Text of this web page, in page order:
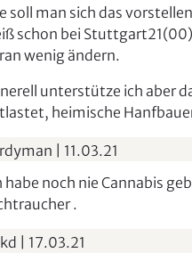
soll man sich das
schon bei
wenig ändern.
unterstütze ich aber
heimische
11.03.21
habe noch nie Cannabis
.
17.03.21